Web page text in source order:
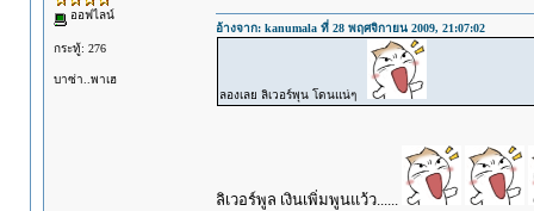
ออฟไลน์
กระทู้: 276
บาซ่า..พาเฮ
อ้างจาก: kanumala ที่ 28 พฤศจิกายน 2009, 21:07:02
ลองเลย ลิเวอร์พุน โดนแน่ๆ
ลิเวอร์พูล เงินเพิ่มพูนแว้ว......